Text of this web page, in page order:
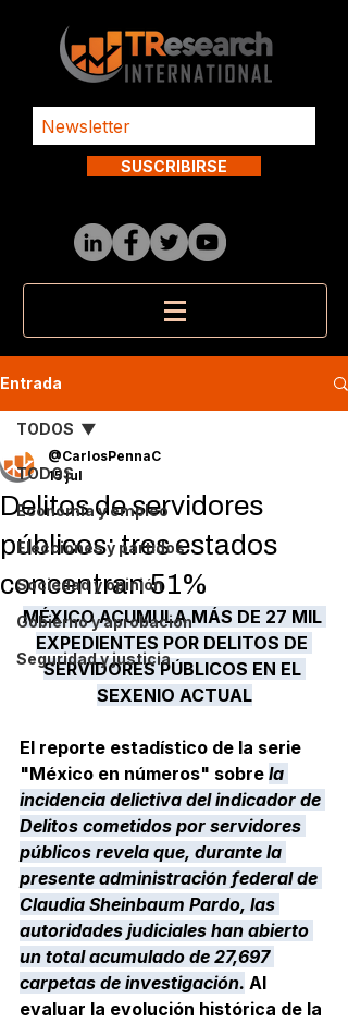
SUSCRIBIRSE
Entrada
TODOS
Economía y empleo
Elecciones y partidos
Sociedad y opinión
Gobierno y aprobación
Seguridad y justicia
TODOS
Delitos de servidores
públicos: tres estados
concentran 51%
@CarlosPennaC
15 jul
MÉXICO ACUMULA MÁS DE 27 MIL
EXPEDIENTES POR DELITOS DE
SERVIDORES PÚBLICOS EN EL
SEXENIO ACTUAL
El reporte estadístico de la serie
"México en números" sobre la
incidencia delictiva del indicador de
Delitos cometidos por servidores
públicos revela que, durante la
presente administración federal de
Claudia Sheinbaum Pardo, las
autoridades judiciales han abierto
un total acumulado de 27,697
carpetas de investigación. Al
evaluar la evolución histórica de la